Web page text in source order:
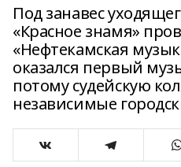
Под занавес
«Красное знамя»
«Нефтекамская
оказался первый
потому судейскую
независимые